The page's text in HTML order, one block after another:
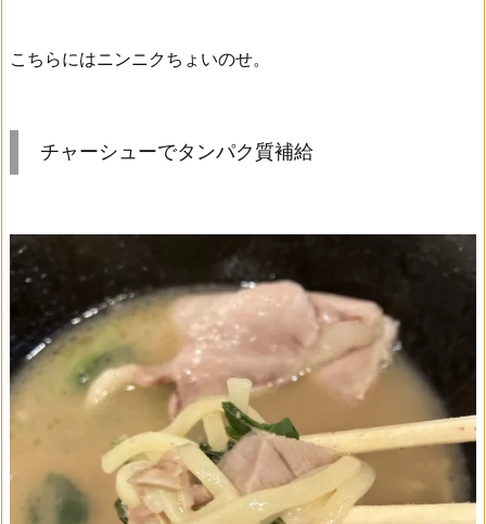
こちらにはニンニクちょいのせ。
チャーシューでタンパク質補給